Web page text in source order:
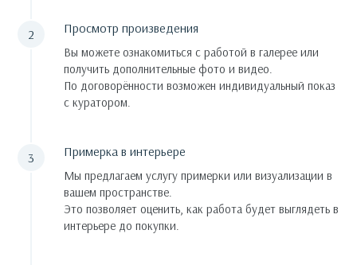
Просмотр произведения
Вы можете ознакомиться с работой в галерее или
получить дополнительные фото и видео.
По договорённости возможен индивидуальный показ
с куратором.
Примерка в интерьере
Мы предлагаем услугу примерки или визуализации в
вашем пространстве.
Это позволяет оценить, как работа будет выглядеть в
интерьере до покупки.